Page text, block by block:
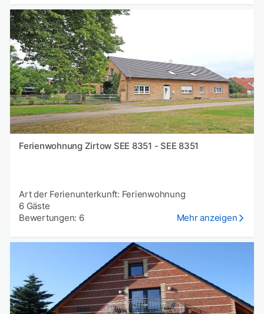
Ferienwohnung Zirtow SEE 8351 - SEE 8351
Art der Ferienunterkunft: Ferienwohnung
6 Gäste
Bewertungen: 6
Mehr anzeigen